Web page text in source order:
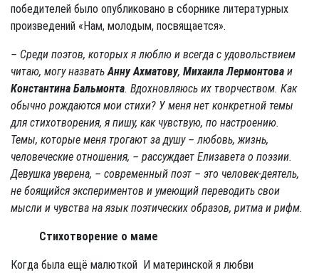
победителей было опубликовано в сборнике литературных
произведений «Нам, молодым, посвящается».
– Среди поэтов, которых я люблю и всегда с удовольствием
читаю, могу назвать Анну Ахматову, Михаила Лермонтова и
Константина Бальмонта. Вдохновляюсь их творчеством. Как
обычно рождаются мои стихи? У меня нет конкретной темы
для стихотворения, я пишу, как чувствую, по настроению.
Темы, которые меня трогают за душу – любовь, жизнь,
человеческие отношения, – рассуждает Елизавета о поэзии.
Девушка уверена, – современный поэт – это человек-деятель,
не боящийся экспериментов и умеющий переводить свои
мысли и чувства на язык поэтических образов, ритма и рифм.
Стихотворение о маме
Когда была ещё малюткой И материнской я любви